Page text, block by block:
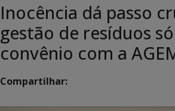
Inocência dá passo
gestão de resíduos
convênio com a
Compartilhar: